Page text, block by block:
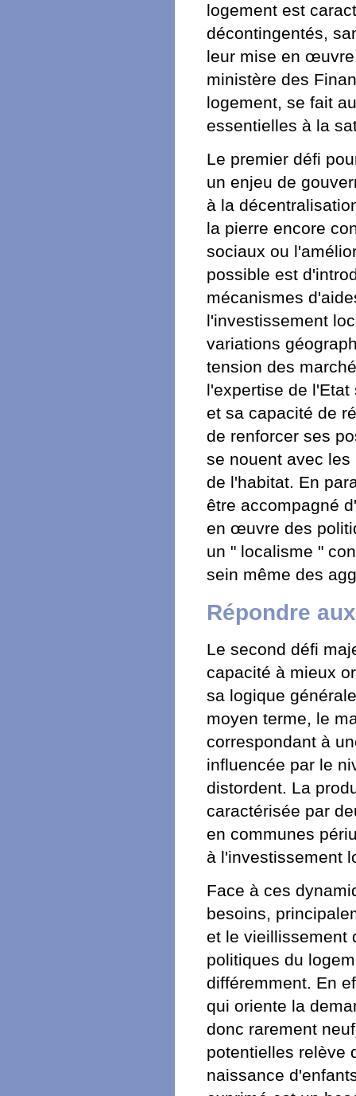
logement est
décontingentés,
leur mise en
ministère des
logement, se fait
essentielles à la
Le premier défi
un enjeu de
à la
la pierre encore
sociaux ou
possible est
mécanismes
l'investissement
variations
tension des
l'expertise de
et sa capacité de
de renforcer ses
se nouent avec
de l'habitat. En
être accompagné
en œuvre des
un " localisme "
sein même des
Répondre
Le second défi
capacité à mieux
sa logique
moyen terme, le
correspondant à
influencée par le
distordent. La
caractérisée par
en communes
à l'investissement
Face à ces
besoins,
et le vieillissement
politiques du
différemment. En
qui oriente la
donc rarement
potentielles relève
naissance